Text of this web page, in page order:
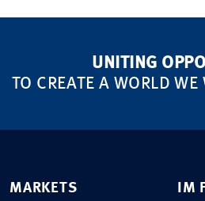
UNITING
TO CREATE A WORLD
MARKETS IM